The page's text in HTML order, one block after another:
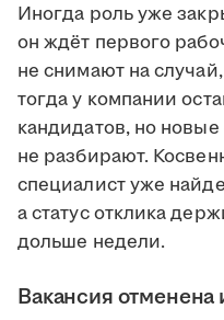
Иногда роль уже
он ждёт первого
не снимают на
тогда у компании
кандидатов, но
не разбирают.
специалист уже
а статус отклика
дольше недели.
Вакансия